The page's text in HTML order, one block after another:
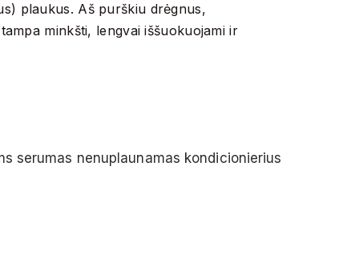
plaukus. Aš purškiu drėgnus,
minkšti, lengvai iššuokuojami ir